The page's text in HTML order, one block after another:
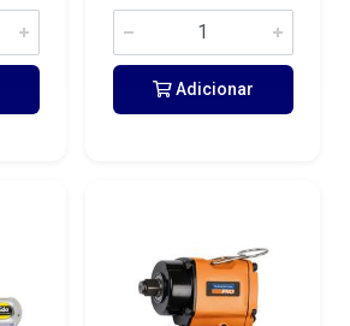
Adicionar